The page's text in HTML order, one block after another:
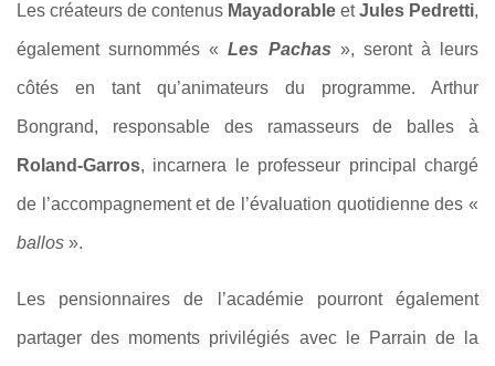
Les créateurs de contenus Mayadorable etJules Pedretti,
également surnommés « Les Pachas », seront à leurs
côtés en tant qu’animateurs du programme. Arthur
Bongrand, responsable des ramasseurs de balles à
Roland-Garros, incarnera le professeur principal chargé
de l’accompagnement et de l’évaluation quotidienne des «
ballos ».
Les pensionnaires de l’académie pourront également
partager des moments privilégiés avec le Parrain de la